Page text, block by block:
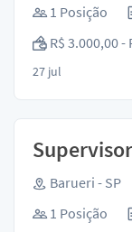
1 Posição
R$ 3.000,00 -
27 jul
Barueri - SP
1 Posição